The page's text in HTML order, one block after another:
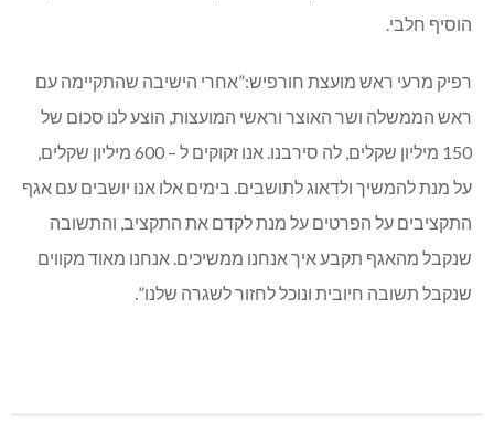
הוסיף חלבי.
רפיק מרעי ראש מועצת חורפיש:”אחרי הישיבה שהתקיימה עם
ראש הממשלה ושר האוצר וראשי המועצות, הוצע לנו סכום של
150 מיליון שקלים, לה סירבנו. אנו זקוקים ל – 600 מיליון שקלים,
על מנת להמשיך ולדאוג לתושבים. בימים אלו אנו יושבים עם אגף
התקציבים על הפרטים על מנת לקדם את התקציב, והתשובה
שנקבל מהאגף תקבע איך אנחנו ממשיכים. אנחנו מאוד מקווים
שנקבל תשובה חיובית ונוכל לחזור לשגרה שלנו”.